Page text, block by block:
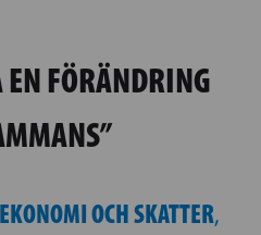
FÖRÄNDRING
EKONOMI OCH SKATTER,